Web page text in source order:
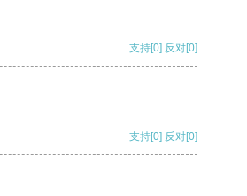
支持[0] 反对[0]
支持[0] 反对[0]